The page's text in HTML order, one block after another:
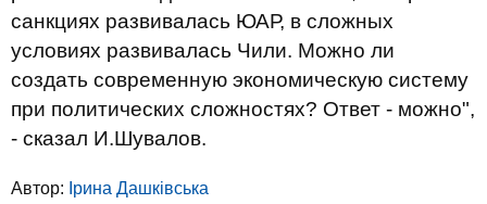
санкциях развивалась ЮАР, в сложных
условиях развивалась Чили. Можно ли
создать современную экономическую систему
при политических сложностях? Ответ - можно",
- сказал И.Шувалов.
Автор: Ірина Дашківська